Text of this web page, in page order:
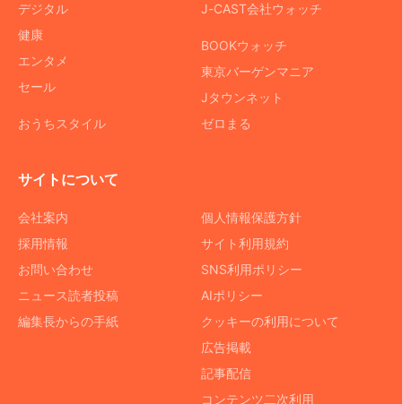
デジタル
健康
エンタメ
セール
おうちスタイル
J-CAST会社ウォッチ
BOOKウォッチ
東京バーゲンマニア
Jタウンネット
ゼロまる
サイトについて
会社案内
採用情報
お問い合わせ
ニュース読者投稿
編集長からの手紙
個人情報保護方針
サイト利用規約
SNS利用ポリシー
AIポリシー
クッキーの利用について
広告掲載
記事配信
コンテンツ二次利用